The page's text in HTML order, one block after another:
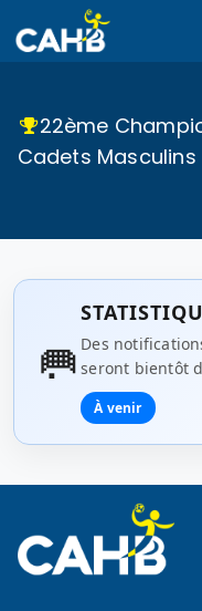
22ème
Cadets
🥅Des
seront bientôt
À venir